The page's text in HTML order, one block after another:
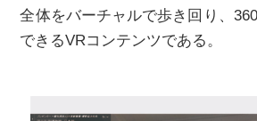
全体をバーチャルで歩き回り、
できるVRコンテンツである。